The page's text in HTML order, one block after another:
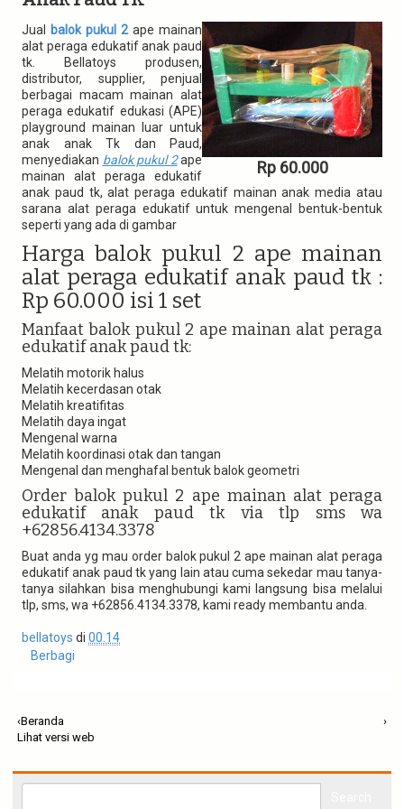
i
o
Rp 60.000
Jual balok pukul 2ape mainan
alat peraga edukatif anak paud
tk. Bellatoys produsen,
distributor, supplier, penjual
berbagai macam mainan alat
peraga edukatif edukasi (APE)
playground mainan luar untuk
anak anak Tk dan Paud,
menyediakan balok pukul 2ape
mainan alat peraga edukatif
anak paud tk, alat peraga edukatif mainan anak media atau
sarana alat peraga edukatif untuk mengenal bentuk-bentuk
seperti yang ada di gambar
Harga balok pukul 2 ape mainan
alat peraga edukatif anak paud tk :
Rp 60.000 isi 1 set
Manfaat balok pukul 2 ape mainan alat peraga
edukatif anak paud tk:
Melatih motorik halus
Melatih kecerdasan otak
Melatih kreatifitas
Melatih daya ingat
Mengenal warna
Melatih koordinasi otak dan tangan
Mengenal dan menghafal bentuk balok geometri
Order balok pukul 2 ape mainan alat peraga
edukatif anak paud tk via tlp sms wa
+62856.4134.3378
Buat anda yg mau order balok pukul 2 ape mainan alat peraga
edukatif anak paud tk yang lain atau cuma sekedar mau tanya-
tanya silahkan bisa menghubungi kami langsung bisa melalui
tlp, sms, wa +62856.4134.3378, kami ready membantu anda.
bellatoys di 00.14
Berbagi
‹ ›
Beranda
Lihat versi web